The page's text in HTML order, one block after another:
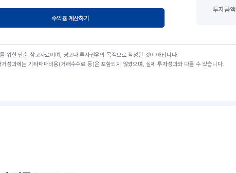
수익률 계산하기
투자금액
위한 단순 참고자료이며, 광고나 투자권유의 목적으로 작성된 것이 아닙니다.
성과에는 기타매매비용(거래수수료 등)은 포함되지 않았으며, 실제 투자성과와 다를 수 있습니다.